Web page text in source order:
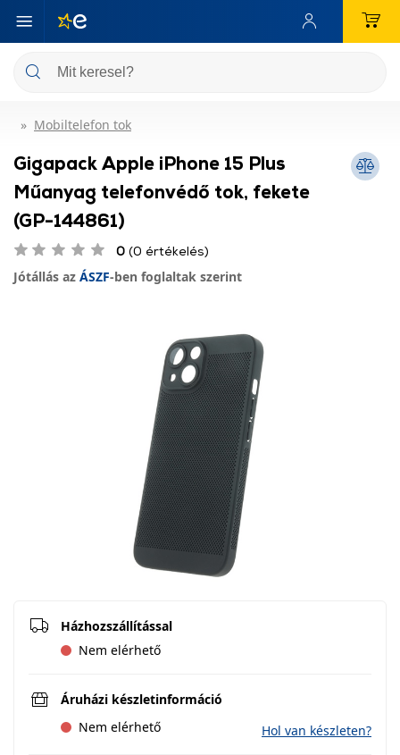
Mobiltelefon tok
Gigapack Apple iPhone 15 Plus
Műanyag telefonvédő tok, fekete
(GP-144861)
0 (0 értékelés)
Jótállás az ÁSZF-ben foglaltak szerint
Házhozszállítással
Nem elérhető
Áruházi készletinformáció
Nem elérhető
Hol van készleten?